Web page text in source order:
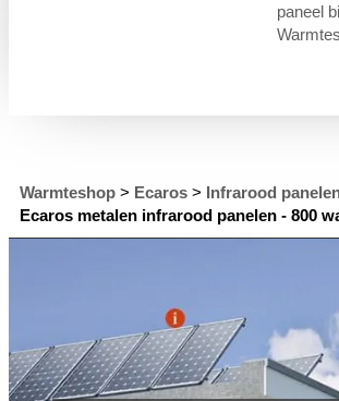
paneel
Warmteshop > Ecaros > Infrarood
Ecaros metalen infrarood panelen - 800